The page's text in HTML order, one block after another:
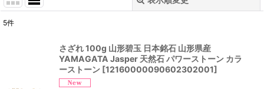
5件
さざれ 100g 山形碧玉 日本銘石 山形県産
YAMAGATA Jasper 天然石 パワーストーン カラ
ーストーン [12160000090602302001]